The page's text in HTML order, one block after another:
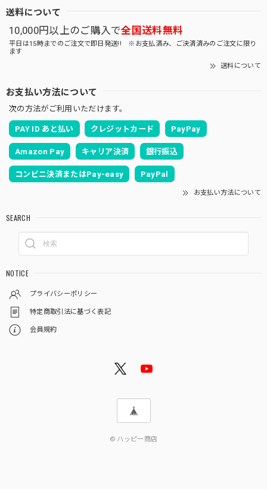
送料について
10,000円以上のご購入で全国送料無料
平日は15時までのご注文で即日発送!! ※お支払済み、ご決済済みのご注文に限り
ます
送料について
お支払い方法について
次の方法がご利用いただけます。
PAY ID あと払い クレジットカード PayPay
Amazon Pay キャリア決済 銀行振込
コンビニ決済またはPay-easy PayPal
お支払い方法について
SEARCH
NOTICE
プライバシーポリシー
特定商取引法に基づく表記
会員規約
© ハッピー商店